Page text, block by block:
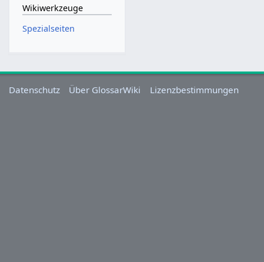
Wikiwerkzeuge
Spezialseiten
Datenschutz Über GlossarWiki Lizenzbestimmungen